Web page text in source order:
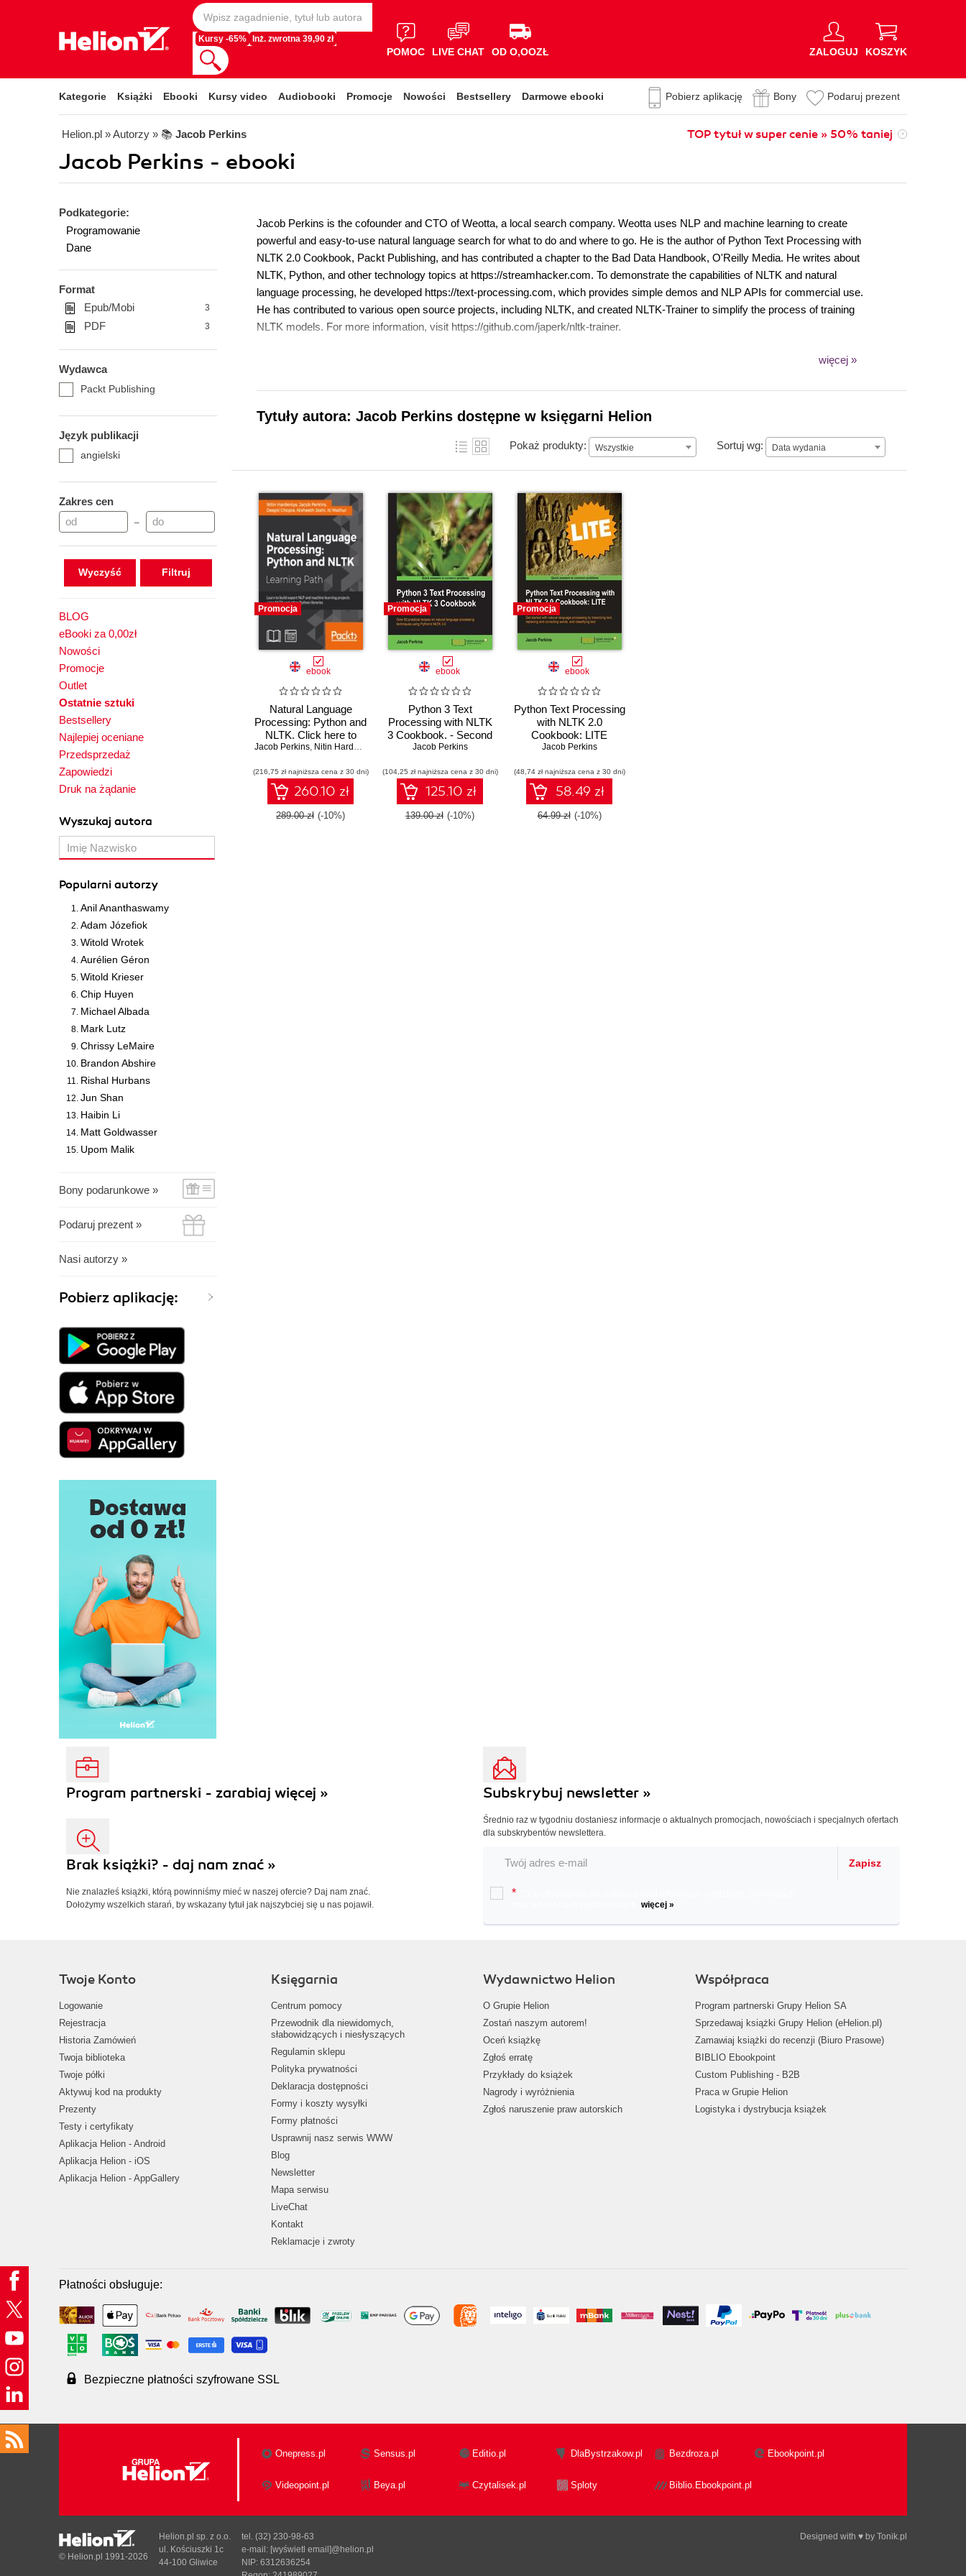
Kursy -65% Inż. zwrotna 39,90 zł
POMOC LIVE CHAT OD O,OOZŁ ZALOGUJ KOSZYK
Kategorie Książki Ebooki Kursy video Audiobooki Promocje Nowości Bestsellery Darmowe ebooki Pobierz aplikację Bony Podaruj prezent
Helion.pl » Autorzy » 📚 Jacob Perkins TOP tytuł w super cenie » 50% taniej
Jacob Perkins - ebooki
Podkategorie:
Programowanie
Dane
Format
Epub/Mobi
3
PDF 3
Wydawca
Packt Publishing
Język publikacji
angielski
Zakres cen
–
Wyczyść
BLOG
eBooki za 0,00zł
Nowości
Promocje
Outlet
Ostatnie sztuki
Bestsellery
Najlepiej oceniane
Przedsprzedaż
Zapowiedzi
Druk na żądanie
Wyszukaj autora
Popularni autorzy
Anil Ananthaswamy
Adam Józefiok
Witold Wrotek
Aurélien Géron
Witold Krieser
Chip Huyen
Michael Albada
Mark Lutz
Chrissy LeMaire
Brandon Abshire
Rishal Hurbans
Jun Shan
Haibin Li
Matt Goldwasser
Upom Malik
Bony podarunkowe »
Podaruj prezent »
Nasi autorzy »
Pobierz aplikację:
Jacob Perkins is the cofounder and CTO of Weotta, a local search company. Weotta uses NLP and machine learning to create
powerful and easy-to-use natural language search for what to do and where to go. He is the author of Python Text Processing with
NLTK 2.0 Cookbook, Packt Publishing, and has contributed a chapter to the Bad Data Handbook, O'Reilly Media. He writes about
NLTK, Python, and other technology topics at https://streamhacker.com. To demonstrate the capabilities of NLTK and natural
language processing, he developed https://text-processing.com, which provides simple demos and NLP APIs for commercial use.
He has contributed to various open source projects, including NLTK, and created NLTK-Trainer to simplify the process of training
NLTK models. For more information, visit https://github.com/japerk/nltk-trainer.
więcej »
Tytuły autora: Jacob Perkins dostępne w księgarni Helion
Pokaż produkty: Wszystkie Sortuj wg: Data wydania
Data wydania
Promocja
ebook
Natural Language
Processing: Python and
NLTK. Click here to
enter text
Jacob Perkins, Nitin Hardeniya Deepti Chopra ,Iti Mathur
(216,75 zł najniższa cena z 30 dni)
260.10 zł
289.00 zł (-10%)
Promocja
ebook
Python 3 Text
Processing with NLTK
3 Cookbook. - Second
Edition
Jacob Perkins
(104,25 zł najniższa cena z 30 dni)
125.10 zł
139.00 zł (-10%)
Promocja
ebook
Python Text Processing
with NLTK 2.0
Cookbook: LITE
Jacob Perkins
(48,74 zł najniższa cena z 30 dni)
58.49 zł
64.99 zł (-10%)
Program partnerski - zarabiaj więcej »
Brak książki? - daj nam znać »
Nie znalazłeś książki, którą powinniśmy mieć w naszej ofercie? Daj nam znać.
Dołożymy wszelkich starań, by wskazany tytuł jak najszybciej się u nas pojawił.
Subskrybuj newsletter »
Średnio raz w tygodniu dostaniesz informacje o aktualnych promocjach, nowościach i specjalnych ofertach
dla subskrybentów newslettera.
Zapisz
*
więcej »
Twoje Konto
Logowanie
Rejestracja
Historia Zamówień
Twoja biblioteka
Twoje półki
Aktywuj kod na produkty
Prezenty
Testy i certyfikaty
Aplikacja Helion - Android
Aplikacja Helion - iOS
Aplikacja Helion - AppGallery
Księgarnia
Centrum pomocy
Przewodnik dla niewidomych,
słabowidzących i niesłyszących
Regulamin sklepu
Polityka prywatności
Deklaracja dostępności
Formy i koszty wysyłki
Formy płatności
Usprawnij nasz serwis WWW
Blog
Newsletter
Mapa serwisu
LiveChat
Kontakt
Reklamacje i zwroty
Wydawnictwo Helion
O Grupie Helion
Zostań naszym autorem!
Oceń książkę
Zgłoś erratę
Przykłady do książek
Nagrody i wyróżnienia
Zgłoś naruszenie praw autorskich
Współpraca
Program partnerski Grupy Helion SA
Sprzedawaj książki Grupy Helion (eHelion.pl)
Zamawiaj książki do recenzji (Biuro Prasowe)
BIBLIO Ebookpoint
Custom Publishing - B2B
Praca w Grupie Helion
Logistyka i dystrybucja książek
Płatności obsługuje:
Bezpieczne płatności szyfrowane SSL
Onepress.pl Sensus.pl Editio.pl DlaBystrzakow.pl Bezdroza.pl Ebookpoint.pl
Videopoint.pl Beya.pl Czytalisek.pl Sploty Biblio.Ebookpoint.pl
Designed with ♥ by Tonik.pl
© Helion.pl 1991-2026
Helion.pl sp. z o.o.
ul. Kościuszki 1c
44-100 Gliwice
tel. (32) 230-98-63
e-mail: [wyświetl email]@helion.pl
NIP: 6312636254